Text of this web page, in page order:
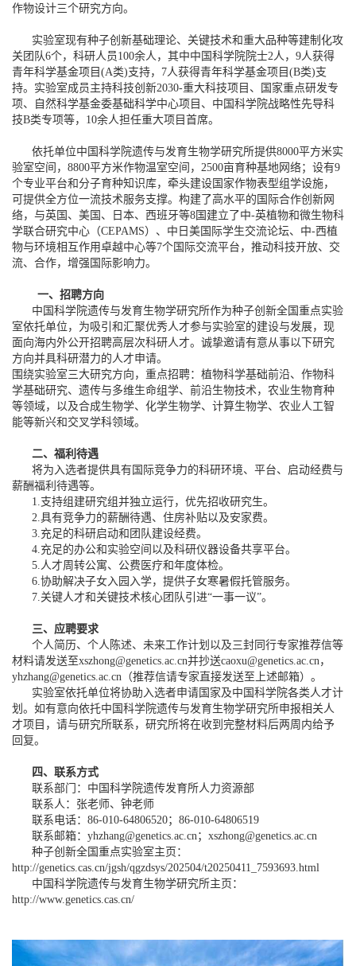
作物设计三个研究方向。
实验室现有种子创新基础理论、关键技术和重大品种等建制化攻
关团队6个，科研人员100余人，其中中国科学院院士2人，9人获得
青年科学基金项目(A类)支持，7人获得青年科学基金项目(B类)支
持。实验室成员主持科技创新2030-重大科技项目、国家重点研发专
项、自然科学基金委基础科学中心项目、中国科学院战略性先导科
技B类专项等，10余人担任重大项目首席。
依托单位中国科学院遗传与发育生物学研究所提供8000平方米实
验室空间，8800平方米作物温室空间，2500亩育种基地网络；设有9
个专业平台和分子育种知识库，牵头建设国家作物表型组学设施，
可提供全方位一流技术服务支撑。构建了高水平的国际合作创新网
络，与英国、美国、日本、西班牙等8国建立了中-英植物和微生物科
学联合研究中心（CEPAMS）、中日美国际学生交流论坛、中-西植
物与环境相互作用卓越中心等7个国际交流平台，推动科技开放、交
流、合作，增强国际影响力。
一、招聘方向
中国科学院遗传与发育生物学研究所作为种子创新全国重点实验
室依托单位，为吸引和汇聚优秀人才参与实验室的建设与发展，现
面向海内外公开招聘高层次科研人才。诚挚邀请有意从事以下研究
方向并具科研潜力的人才申请。
围绕实验室三大研究方向，重点招聘：植物科学基础前沿、作物科
学基础研究、遗传与多维生命组学、前沿生物技术，农业生物育种
等领域，以及合成生物学、化学生物学、计算生物学、农业人工智
能等新兴和交叉学科领域。
二、福利待遇
将为入选者提供具有国际竞争力的科研环境、平台、启动经费与
薪酬福利待遇等。
1.支持组建研究组并独立运行，优先招收研究生。
2.具有竞争力的薪酬待遇、住房补贴以及安家费。
3.充足的科研启动和团队建设经费。
4.充足的办公和实验空间以及科研仪器设备共享平台。
5.人才周转公寓、公费医疗和年度体检。
6.协助解决子女入园入学，提供子女寒暑假托管服务。
7.关键人才和关键技术核心团队引进“一事一议”。
三、应聘要求
个人简历、个人陈述、未来工作计划以及三封同行专家推荐信等
材料请发送至xszhong@genetics.ac.cn并抄送caoxu@genetics.ac.cn，
yhzhang@genetics.ac.cn（推荐信请专家直接发送至上述邮箱）。
实验室依托单位将协助入选者申请国家及中国科学院各类人才计
划。如有意向依托中国科学院遗传与发育生物学研究所申报相关人
才项目，请与研究所联系，研究所将在收到完整材料后两周内给予
回复。
四、联系方式
联系部门：中国科学院遗传发育所人力资源部
联系人：张老师、钟老师
联系电话：86-010-64806520；86-010-64806519
联系邮箱：yhzhang@genetics.ac.cn；xszhong@genetics.ac.cn
种子创新全国重点实验室主页：
http://genetics.cas.cn/jgsh/qgzdsys/202504/t20250411_7593693.html
中国科学院遗传与发育生物学研究所主页：
http://www.genetics.cas.cn/